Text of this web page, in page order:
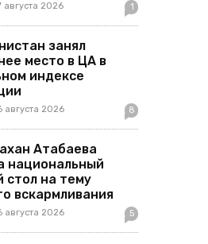
августа 2026 1
занял
место в ЦА в
индексе
августа 2026 8
Атабаева
национальный
стол на тему
вскармливания
августа 2026 5